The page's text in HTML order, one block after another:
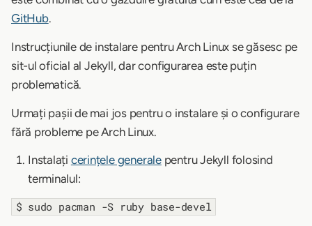
GitHub.
Instrucțiunile de instalare pentru Arch Linux se găsesc pe
sit-ul oficial al Jekyll, dar configurarea este puțin
problematică.
Urmați pașii de mai jos pentru o instalare și o configurare
fără probleme pe Arch Linux.
Instalați cerințele generalepentru Jekyll folosind
terminalul:
$ sudo pacman -S ruby base-devel